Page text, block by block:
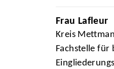
Frau Lafleur
Kreis
Fachstelle für